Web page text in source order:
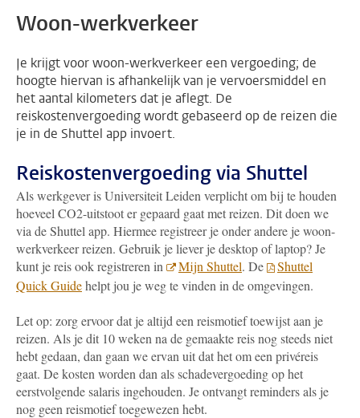
Woon-werkverkeer
Je krijgt voor woon-werkverkeer een vergoeding; de
hoogte hiervan is afhankelijk van je vervoersmiddel en
het aantal kilometers dat je aflegt. De
reiskostenvergoeding wordt gebaseerd op de reizen die
je in de Shuttel app invoert.
Reiskostenvergoeding via Shuttel
Als werkgever is Universiteit Leiden verplicht om bij te houden
hoeveel CO2-uitstoot er gepaard gaat met reizen. Dit doen we
via de Shuttel app. Hiermee registreer je onder andere je woon-
werkverkeer reizen. Gebruik je liever je desktop of laptop? Je
kunt je reis ook registreren in
Mijn Shuttel. De
Shuttel
Quick Guidehelpt jou je weg te vinden in de omgevingen.
Let op: zorg ervoor dat je altijd een reismotief toewijst aan je
reizen. Als je dit 10 weken na de gemaakte reis nog steeds niet
hebt gedaan, dan gaan we ervan uit dat het om een privéreis
gaat. De kosten worden dan als schadevergoeding op het
eerstvolgende salaris ingehouden. Je ontvangt reminders als je
nog geen reismotief toegewezen hebt.